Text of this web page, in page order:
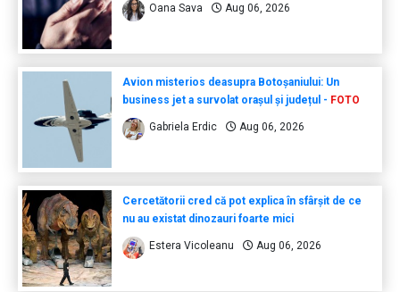
Oana Sava Aug 06, 2026
Avion misterios deasupra Botoșaniului: Un
business jet a survolat orașul și județul - FOTO
Gabriela Erdic Aug 06, 2026
Cercetătorii cred că pot explica în sfârșit de ce
nu au existat dinozauri foarte mici
Estera Vicoleanu Aug 06, 2026